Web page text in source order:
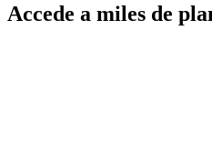
Accede a miles de